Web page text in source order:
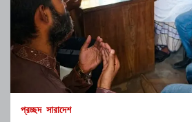
প্রচ্ছদ সারাদেশ